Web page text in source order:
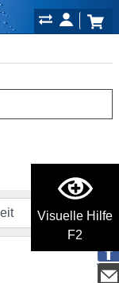
Visuelle Hilfe
F2